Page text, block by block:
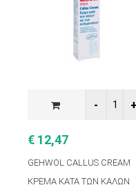
€ 12,47
GEHWOL CALLUS CREAM
ΚΡΕΜΑ ΚΑΤΑ ΤΩΝ ΚΑΛΩΝ